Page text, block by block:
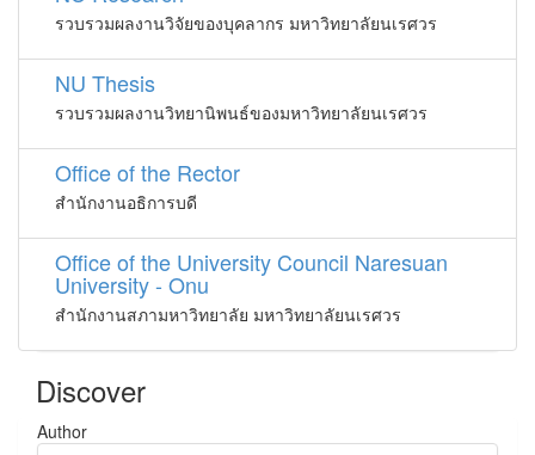
รวบรวมผลงานวิจัยของบุคลากร มหาวิทยาลัยนเรศวร
NU Thesis
รวบรวมผลงานวิทยานิพนธ์ของมหาวิทยาลัยนเรศวร
Office of the Rector
สำนักงานอธิการบดี
Office of the University Council Naresuan
University - Onu
สำนักงานสภามหาวิทยาลัย มหาวิทยาลัยนเรศวร
Discover
Author